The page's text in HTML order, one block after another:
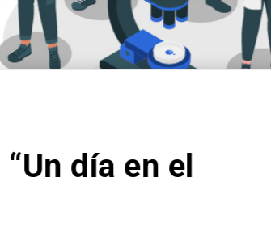
Educacion continua
Descubre el
la FCB:
enfoques